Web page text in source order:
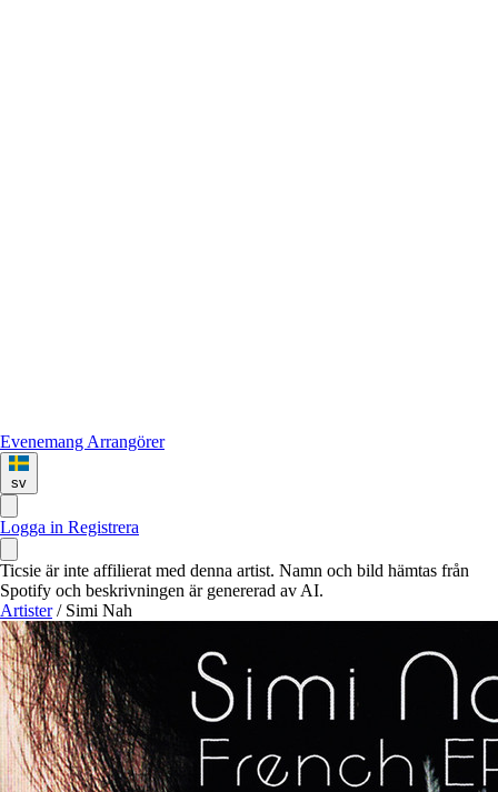
Evenemang Arrangörer
sv
Logga in Registrera
Ticsie är inte affilierat med denna artist. Namn och bild hämtas från
Spotify och beskrivningen är genererad av AI.
Artister / Simi Nah